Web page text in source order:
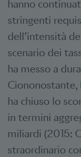
hanno
stringenti
dell’intensità
scenario dei
ha messo a
ha chiuso lo
in termini
miliardi (2015:
straordinario